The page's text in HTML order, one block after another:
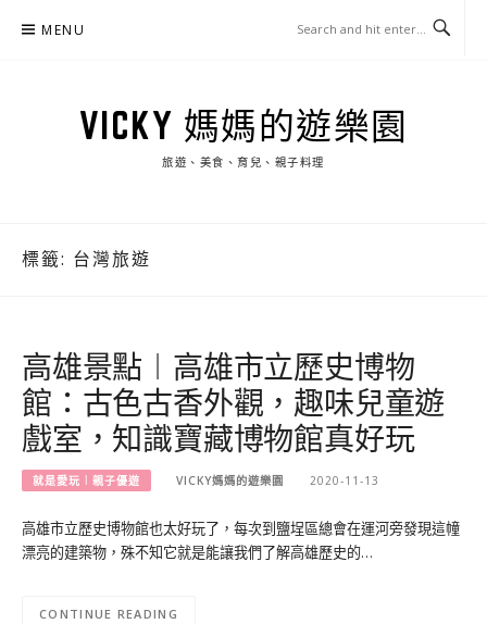
MENU
VICKY 媽媽的遊樂園
旅遊、美食、育兒、親子料理
標籤: 台灣旅遊
高雄景點︱高雄市立歷史博物
館：古色古香外觀，趣味兒童遊
戲室，知識寶藏博物館真好玩
就是愛玩︱親子優遊 VICKY媽媽的遊樂園 2020-11-13
高雄市立歷史博物館也太好玩了，每次到鹽埕區總會在運河旁發現這幢
漂亮的建築物，殊不知它就是能讓我們了解高雄歷史的…
CONTINUE READING